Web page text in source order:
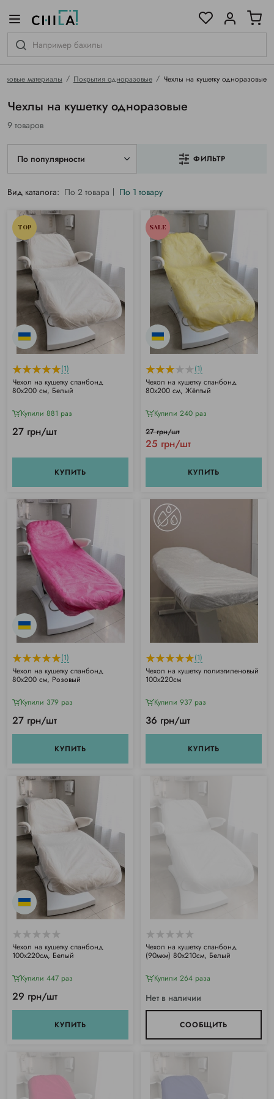
материалы Покрытия одноразовые Чехлы на кушетку одноразовые
Чехлы на кушетку одноразовые
9 товаров
По популярности ФИЛЬТР
Вид каталога: По 2 товара По 1 товару
TOP
(1)
Чехол на кушетку спанбонд
80х200 см, Белый
Купили 881 раз
27 грн/шт
КУПИТЬ
SALE
(1)
Чехол на кушетку спанбонд
80х200 см, Жёлтый
Купили 240 раз
25 грн/шт
27 грн/шт
КУПИТЬ
(1)
Чехол на кушетку спанбонд
80х200 см, Розовый
Купили 379 раз
27 грн/шт
КУПИТЬ
(1)
Чехол на кушетку полиэтиленовый
100х220см
Купили 937 раз
36 грн/шт
КУПИТЬ
Чехол на кушетку спанбонд
100х220см, Белый
Купили 447 раз
29 грн/шт
КУПИТЬ
Чехол на кушетку спанбонд
(90мкм) 80х210см, Белый
Купили 264 раза
Нет в наличии
СООБЩИТЬ
гамме